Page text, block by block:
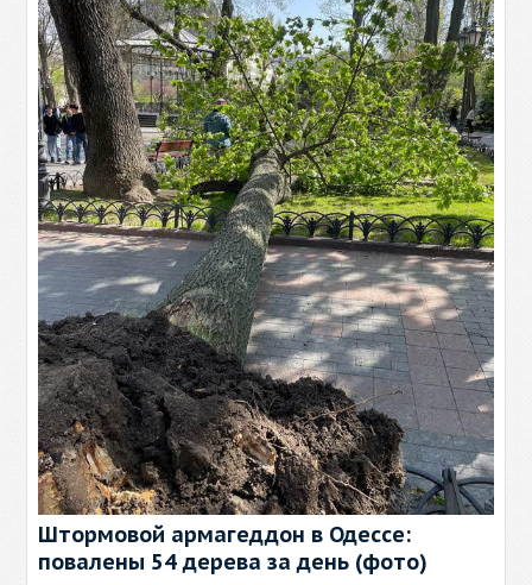
Штормовой армагеддон в Одессе:
повалены 54 дерева за день (фото)